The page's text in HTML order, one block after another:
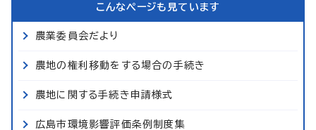
こんなページも見ています
農業委員会だより
農地の権利移動をする場合の手続き
農地に関する手続き申請様式
広島市環境影響評価条例制度集